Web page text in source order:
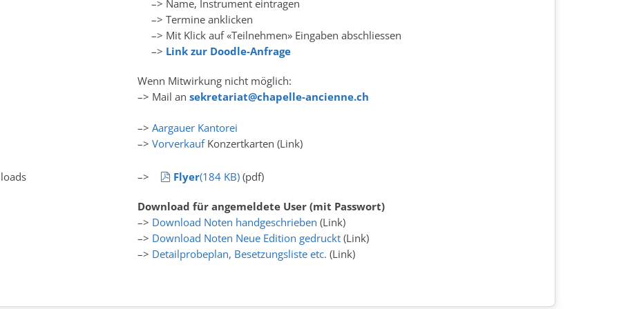
–> Name, Instrument eintragen
–> Termine anklicken
–> Mit Klick auf «Teilnehmen» Eingaben abschliessen
–> Link zur Doodle-Anfrage
Wenn Mitwirkung nicht möglich:
–> Mail an sekretariat@chapelle-ancienne.ch
–> Aargauer Kantorei
–> Vorverkauf Konzertkarten (Link)
–> pdf
Flyer(184 KB) (pdf)
Download für angemeldete User (mit Passwort)
–> Download Noten handgeschrieben (Link)
–> Download Noten Neue Edition gedruckt(Link)
–> Detailprobeplan, Besetzungsliste etc. (Link)